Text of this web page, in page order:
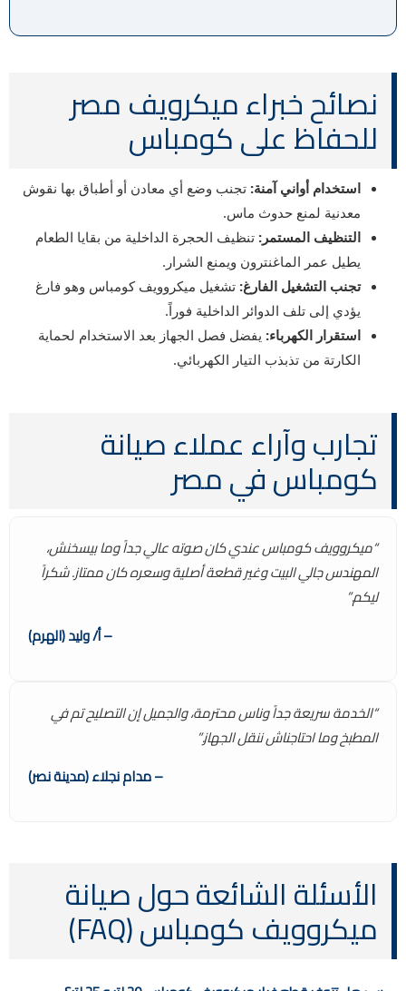
نصائح خبراء ميكرويف مصر
للحفاظ على كومباس
استخدام أواني آمنة: تجنب وضع أي معادن أو أطباق بها نقوش
معدنية لمنع حدوث ماس.
التنظيف المستمر: تنظيف الحجرة الداخلية من بقايا الطعام
يطيل عمر الماغنترون ويمنع الشرار.
تجنب التشغيل الفارغ: تشغيل ميكروويف كومباس وهو فارغ
يؤدي إلى تلف الدوائر الداخلية فوراً.
استقرار الكهرباء: يفضل فصل الجهاز بعد الاستخدام لحماية
الكارتة من تذبذب التيار الكهربائي.
تجارب وآراء عملاء صيانة
كومباس في مصر
“ميكروويف كومباس عندي كان صوته عالي جداً وما بيسخنش،
المهندس جالي البيت وغير قطعة أصلية وسعره كان ممتاز. شكراً
ليكم.”
– أ/ وليد (الهرم)
“الخدمة سريعة جداً وناس محترمة، والجميل إن التصليح تم في
المطبخ وما احتاجناش ننقل الجهاز.”
– مدام نجلاء (مدينة نصر)
الأسئلة الشائعة حول صيانة
ميكروويف كومباس (FAQ)